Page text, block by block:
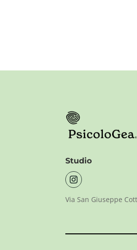
Studio
Via San Giuseppe